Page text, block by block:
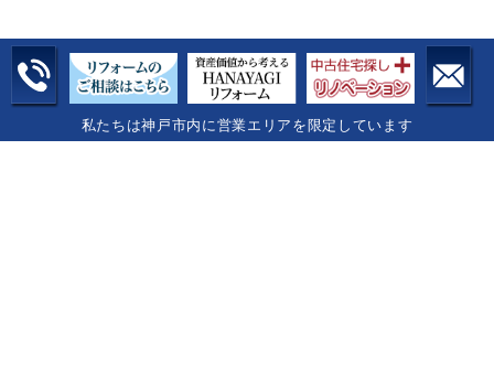
私たちは神戸市内に営業エリアを限定しています